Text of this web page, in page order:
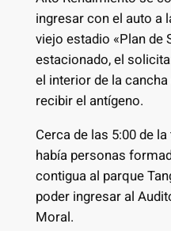
ingresar con el auto a
viejo estadio «Plan de
estacionado, el
el interior de la
recibir el antígeno.
Cerca de las 5:00 de
había personas
contigua al parque
poder ingresar al
Moral.